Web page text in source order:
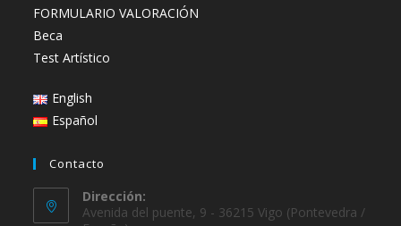
FORMULARIO VALORACIÓN
Beca
Test Artístico
English
Español
Contacto
Dirección:
Avenida del puente, 9 - 36215 Vigo (Pontevedra /